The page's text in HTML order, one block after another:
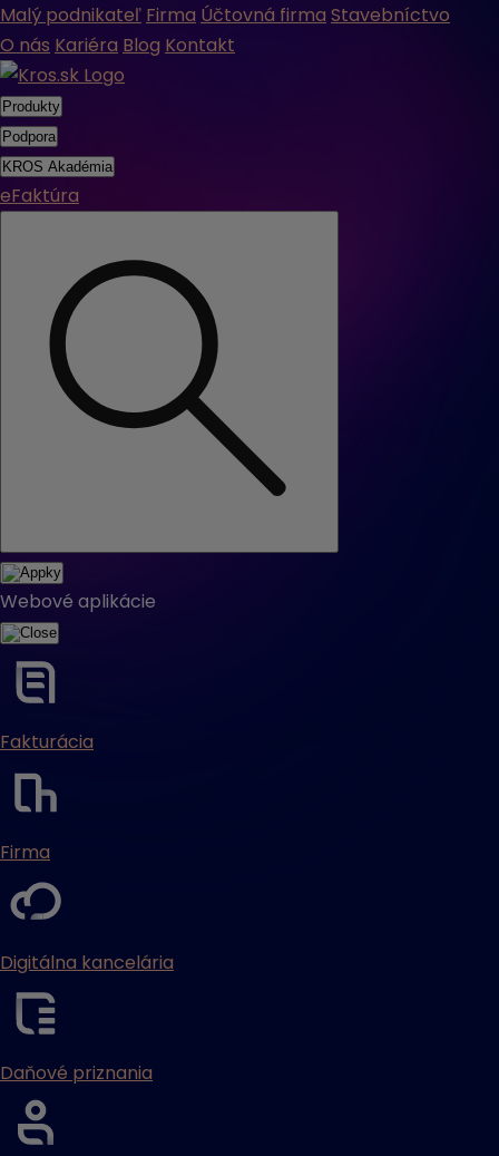
Malý podnikateľ Firma Účtovná firma Stavebníctvo
O nás Kariéra Blog Kontakt
Produkty
Podpora
KROS Akadémia
eFaktúra
Webové aplikácie
Fakturácia
Firma
Digitálna kancelária
Daňové priznania